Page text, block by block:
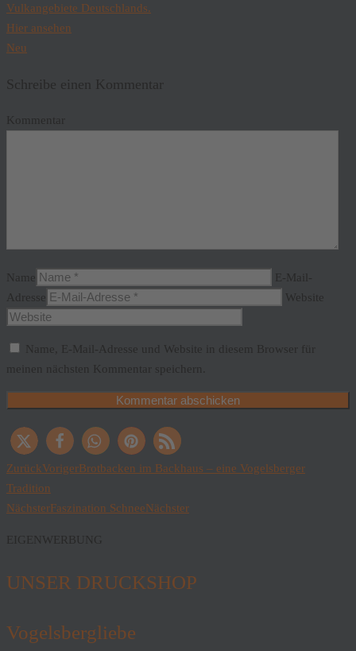
Vulkangebiete Deutschlands.
Hier ansehen
Neu
Schreibe einen Kommentar
Kommentar
Name
E-Mail-
Adresse
Website
Name, E-Mail-Adresse und Website in diesem Browser für
meinen nächsten Kommentar speichern.
ZurückVorigerBrotbacken im Backhaus – eine Vogelsberger
Tradition
NächsterFaszination SchneeNächster
EIGENWERBUNG
UNSER DRUCKSHOP
Vogelsbergliebe